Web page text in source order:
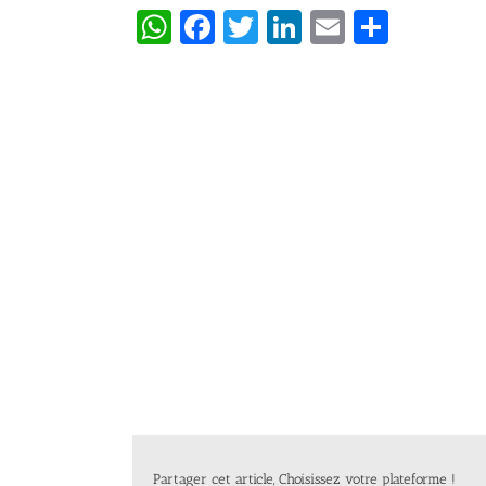
WhatsApp
Facebook
Twitter
LinkedIn
Email
Partager cet article, Choisissez votre plateforme !